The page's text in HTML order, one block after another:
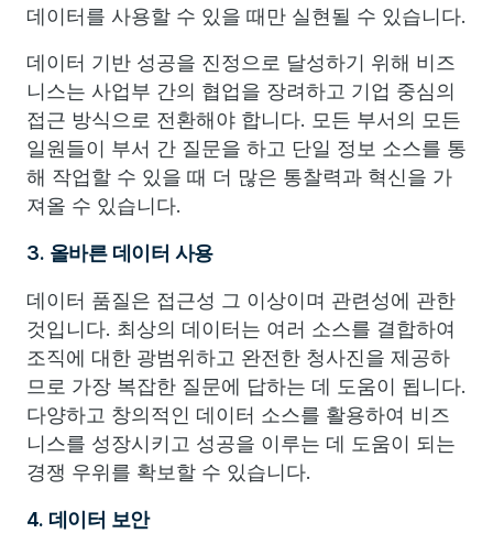
데이터를 사용할 수 있을 때만 실현될 수 있습니다.
데이터 기반 성공을 진정으로 달성하기 위해 비즈
니스는 사업부 간의 협업을 장려하고 기업 중심의
접근 방식으로 전환해야 합니다. 모든 부서의 모든
일원들이 부서 간 질문을 하고 단일 정보 소스를 통
해 작업할 수 있을 때 더 많은 통찰력과 혁신을 가
져올 수 있습니다.
3. 올바른 데이터 사용
데이터 품질은 접근성 그 이상이며 관련성에 관한
것입니다. 최상의 데이터는 여러 소스를 결합하여
조직에 대한 광범위하고 완전한 청사진을 제공하
므로 가장 복잡한 질문에 답하는 데 도움이 됩니다.
다양하고 창의적인 데이터 소스를 활용하여 비즈
니스를 성장시키고 성공을 이루는 데 도움이 되는
경쟁 우위를 확보할 수 있습니다.
4. 데이터 보안